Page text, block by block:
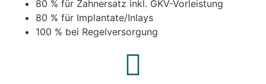
80 % für Zahnersatz inkl. GKV-Vorleistung
80 % für Implantate/Inlays
100 % bei Regelversorgung